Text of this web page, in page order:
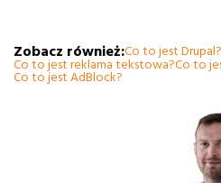
Zobacz również:Co to jest Drupal?
Co to jest reklama tekstowa?Co to
Co to jest AdBlock?